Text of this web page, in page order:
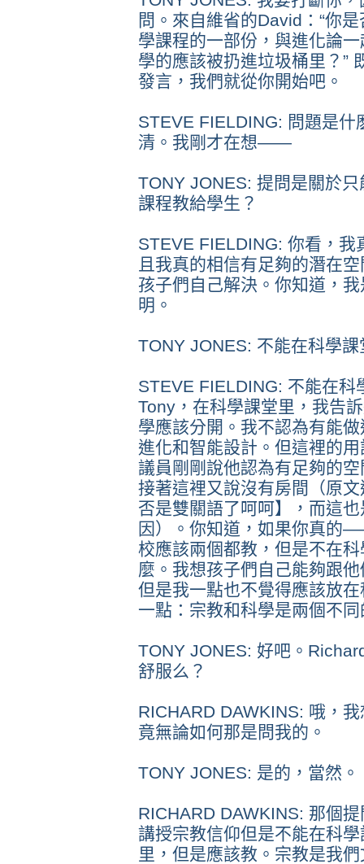
問。來自維省的David：“你
學課程的一部份，與進化論
學的應該被扔進垃圾桶里？”
發言，我們就從你開始吧。
STEVE FIELDING: 問題是什
清。我剛才在想——
TONY JONES: 提問是關於
課程教給學生？
STEVE FIELDING: 你看，
且我真的相信有足夠的潛在
孩子們自己解決。你知道，
明。
TONY JONES: 不能在科學課
STEVE FIELDING: 不能在科
Tony，在科學課堂里，我告
學應該分開。我不認為有能
進化和智能設計。但這裡的
議員剛剛說他認為有足夠的
接著這裡又說沒有房間（原
否是雙關語了呵呵】，而這
因）。你知道，如果你真的
校應該兩個都教，但是不在
麼。我想孩子們自己能夠跟
但是我一點也不覺得應該放
一點：宗教和科學是兩個不
TONY JONES: 好吧。
舒服么？
RICHARD DAWKINS: 哦，
竟無論如何那是問我的。
TONY JONES: 是的，當然。
RICHARD DAWKINS: 那個
講授宗教信仰但是不能在科
里，但是應該教。宗教是我